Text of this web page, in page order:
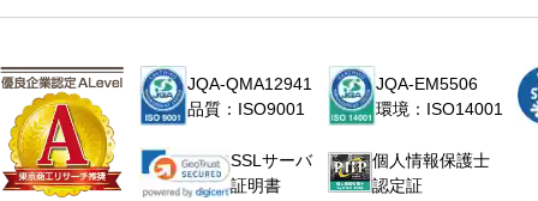
JQA-QMA12941
品質：ISO9001
JQA-EM5506
環境：ISO14001
SSLサーバ
証明書
個人情報保護士
認定証